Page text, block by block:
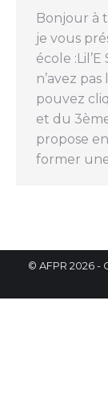
Bonjour à
je vous
école
n’avez
pouvez
et du
propose
former
© AFPR 2026 -